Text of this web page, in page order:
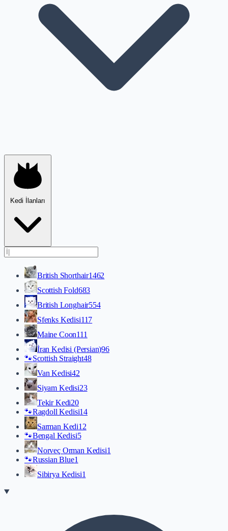
Kedi İlanları
British Shorthair1462
Scottish Fold683
British Longhair554
Sfenks Kedisi117
Maine Coon111
İran Kedisi (Persian)96
🐾Scottish Straight48
Van Kedisi42
Siyam Kedisi23
Tekir Kedi20
🐾Ragdoll Kedisi14
Sarman Kedi12
🐾Bengal Kedisi5
Norveç Orman Kedisi1
🐾Russian Blue1
Sibirya Kedisi1